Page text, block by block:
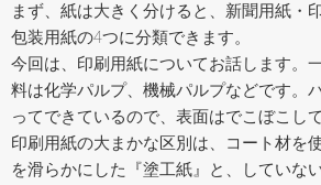
まず、紙は大きく分けると、新聞用紙・
包装用紙の4つに分類できます。
今回は、印刷用紙についてお話します。
料は化学パルプ、機械パルプなどです。
ってできているので、表面はでこぼこして
印刷用紙の大まかな区別は、コート材を
を滑らかにした『塗工紙』と、していな